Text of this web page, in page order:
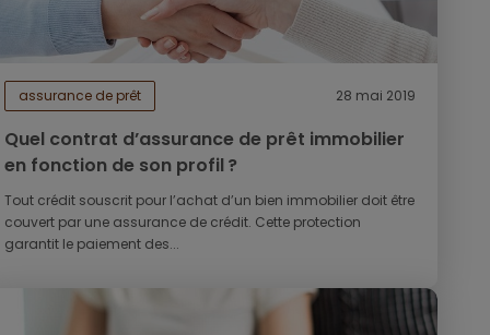
assurance de prêt 28 mai 2019
Quel contrat d’assurance de prêt immobilier
en fonction de son profil ?
Tout crédit souscrit pour l’achat d’un bien immobilier doit être
couvert par une assurance de crédit. Cette protection
garantit le paiement des...